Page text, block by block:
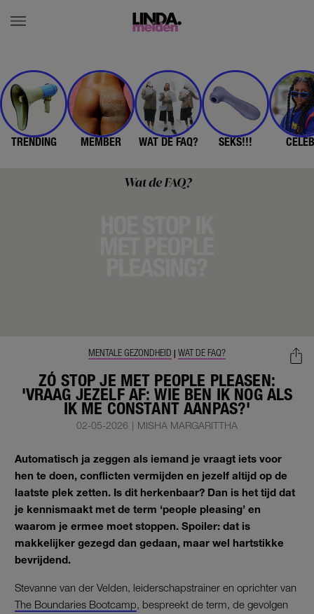
TRENDING MEMBER WAT DE FAQ? SEKS!!!
ZÓ STOP JE MET PEOPLE PLEASEN:
'VRAAG JEZELF AF: WIE BEN IK NOG ALS
IK ME CONSTANT AANPAS?'
MENTALE GEZONDHEID | WAT DE FAQ?
02-05-2026 | MISHA MARGARITTHA
Automatisch ja zeggen als iemand je vraagt iets voor
hen te doen, conflicten vermijden en jezelf altijd op de
laatste plek zetten. Is dit herkenbaar? Dan is het tijd dat
je kennismaakt met de term ‘people pleasing’ en
waarom je ermee moet stoppen. Spoiler: dat is
makkelijker gezegd dan gedaan, maar wel hartstikke
bevrijdend.
Stevanne van der Velden, leiderschapstrainer en oprichter van
The Boundaries Bootcamp , bespreekt de term, de gevolgen